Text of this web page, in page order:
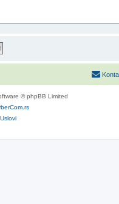
© phpBB Limited
Uslovi